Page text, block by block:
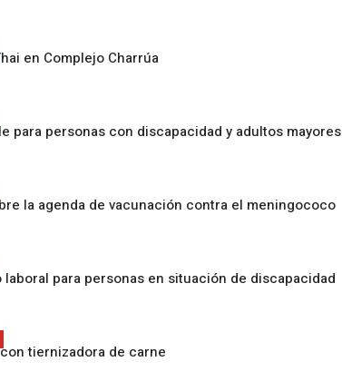
en Complejo Charrúa
para personas con discapacidad y adultos mayores
la agenda de vacunación contra el meningococo
laboral para personas en situación de discapacidad
tiernizadora de carne